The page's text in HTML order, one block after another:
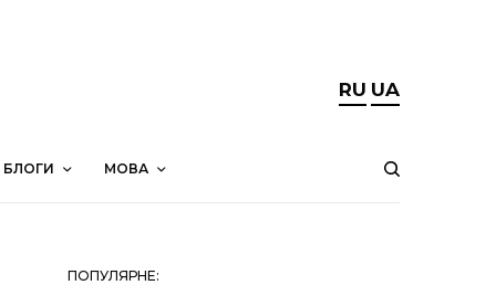
RU UA
БЛОГИ МОВА
ПОПУЛЯРНЕ: